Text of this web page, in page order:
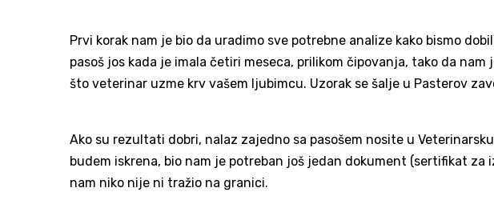
Prvi korak nam je bio da uradimo sve potrebne analize kako bismo
pasoš jos kada je imala četiri meseca, prilikom čipovanja, tako da
što veterinar uzme krv vašem ljubimcu. Uzorak se šalje u Pasterov
Ako su rezultati dobri, nalaz zajedno sa pasošem nosite u
budem iskrena, bio nam je potreban još jedan dokument (sertifikat za
nam niko nije ni tražio na granici.